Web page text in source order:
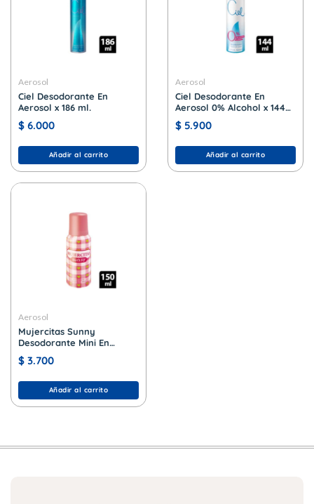
Aerosol
Ciel Desodorante En
Aerosol x 186 ml.
$ 6.000
Añadir al carrito
Aerosol
Ciel Desodorante En
Aerosol 0% Alcohol x 144
ml.
$ 5.900
Añadir al carrito
Aerosol
Mujercitas Sunny
Desodorante Mini En
Aerosol x 102 ml.
$ 3.700
Añadir al carrito